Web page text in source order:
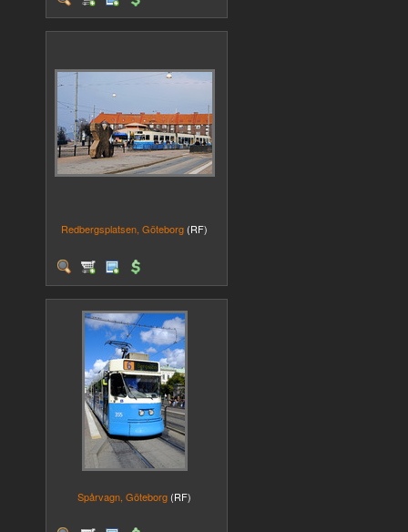
Redbergsplatsen, Göteborg (RF)
Spårvagn, Göteborg (RF)